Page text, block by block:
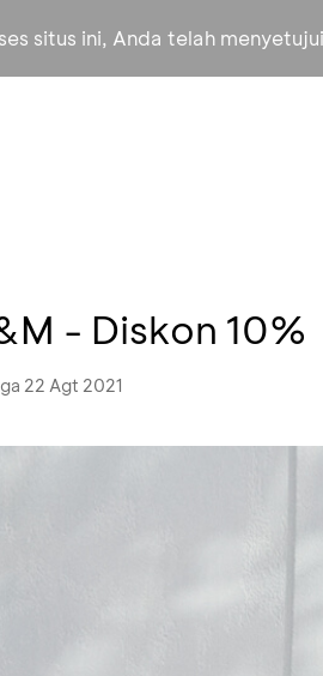
situs ini, Anda telah
- Diskon 10%
22 Agt 2021